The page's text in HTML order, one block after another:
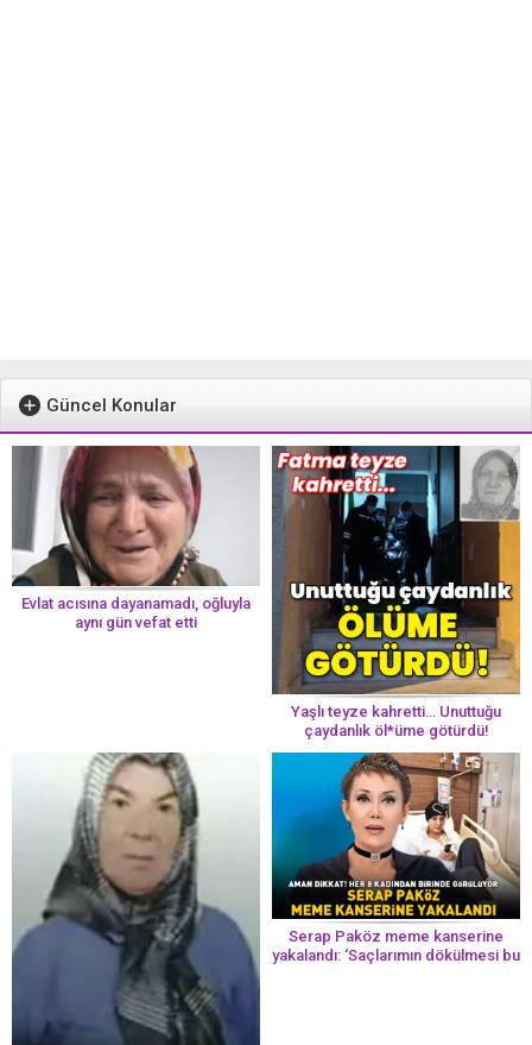
Güncel Konular
Evlat acısına dayanamadı, oğluyla
aynı gün vefat etti
Yaşlı teyze kahretti… Unuttuğu
çaydanlık öl*üme götürdü!
Serap Paköz meme kanserine
yakalandı: ‘Saçlarımın dökülmesi bu